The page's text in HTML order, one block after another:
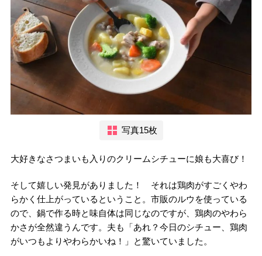
写真15枚
大好きなさつまいも入りのクリームシチューに娘も大喜び！
そして嬉しい発見がありました！ それは鶏肉がすごくやわ
らかく仕上がっているということ。市販のルウを使っている
ので、鍋で作る時と味自体は同じなのですが、鶏肉のやわら
かさが全然違うんです。夫も「あれ？今日のシチュー、鶏肉
がいつもよりやわらかいね！」と驚いていました。